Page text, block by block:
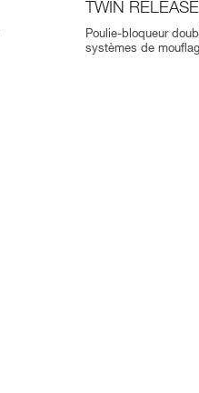
TWIN RELEASE
Poulie-bloqueur
systèmes de